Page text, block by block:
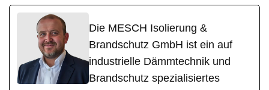
Die MESCH Isolierung &
Brandschutz GmbH ist ein auf
industrielle Dämmtechnik und
Brandschutz spezialisiertes